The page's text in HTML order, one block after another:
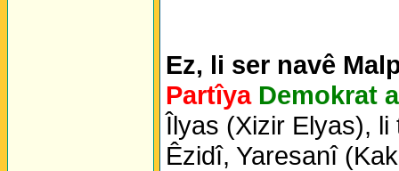
Ez, li ser navê
Partîya Demokrat
Îlyas (Xizir Elyas),
Êzidî, Yaresanî